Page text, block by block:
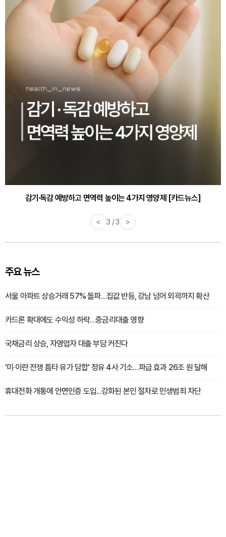
감기·독감 예방하고 면역력 높이는 4가지 영양제 [카드뉴스]
< 3 / 3 >
주요 뉴스
서울 아파트 상승거래 57% 돌파…집값 반등, 강남 넘어 외곽까지 확산
카드론 확대에도 수익성 하락…중금리대출 영향
국채금리 상승, 자영업자 대출 부담 커진다
'미·이란 전쟁 틈타 유가 담합' 정유 4사 기소…파급 효과 26조 원 달해
휴대전화 개통에 안면인증 도입...강화된 본인 절차로 민생범죄 차단